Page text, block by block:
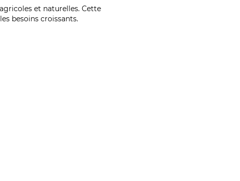
et naturelles. Cette
besoins croissants.